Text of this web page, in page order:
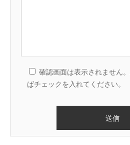
確認画面は表示されません
ばチェックを入れてください。